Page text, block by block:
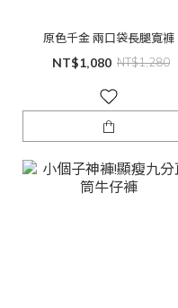
原色千金 兩口袋長腿寬褲
NT$1,080 NT$1,280